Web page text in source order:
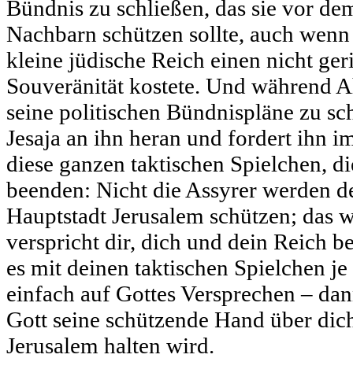
Bündnis zu schließen, das sie vor
Nachbarn schützen sollte, auch
kleine jüdische Reich einen nicht
Souveränität kostete. Und während
seine politischen Bündnispläne zu
Jesaja an ihn heran und fordert ihn
diese ganzen taktischen Spielchen,
beenden: Nicht die Assyrer werden
Hauptstadt Jerusalem schützen; das
verspricht dir, dich und dein Reich
es mit deinen taktischen Spielchen
einfach auf Gottes Versprechen –
Gott seine schützende Hand über
Jerusalem halten wird.